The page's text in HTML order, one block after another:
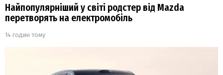
Найпопулярніший у світі родстер від Mazda
перетворять на електромобіль
14 годин тому